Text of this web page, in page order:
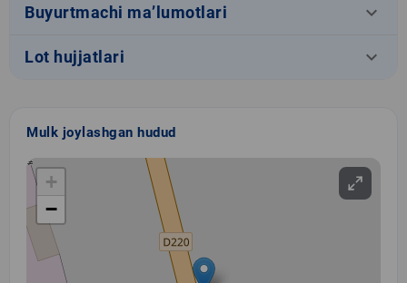
Buyurtmachi ma’lumotlari keyboard_arrow_down
Lot hujjatlari keyboard_arrow_down
Mulk joylashgan hudud
+
−